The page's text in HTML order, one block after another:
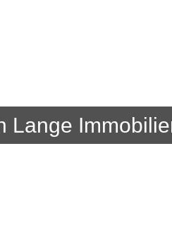
Lange